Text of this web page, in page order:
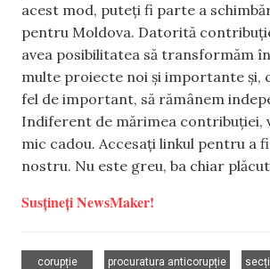
acest mod, puteți fi parte a
pentru Moldova. Datorită
avea posibilitatea să transformăm
multe proiecte noi și importante și,
fel de important, să rămânem
Indiferent de mărimea contribuției,
mic cadou. Accesați linkul pentru a
nostru. Nu este greu, ba chiar
Susțineți NewsMaker!
corupție
procuratura anticorupție